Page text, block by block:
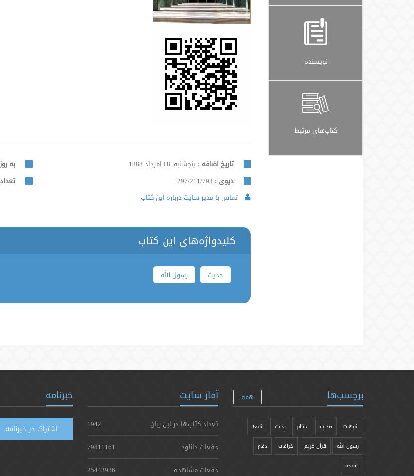
نویسنده
کتاب‌های مرتبط
تاریخ اضافه : پنجشنبه, 08 امرداد 1388 به
دیوی : 297/211/793
تماس با مدیر سایت درباره این کتاب
کلیدواژه‌های این کتاب
حدیث رسول الله
برچسب‌ها همه
شبهات صحابه احکام بدعت شیعه
رسول الله قرآن کریم خرافات دفاع
عقیده
آمار سایت
تعداد کتاب‌ها در این زبان
1942
دفعات دانلود
79811161
دفعات مشاهده
25443936
خبرنامه
اشتراک در خبرنامه